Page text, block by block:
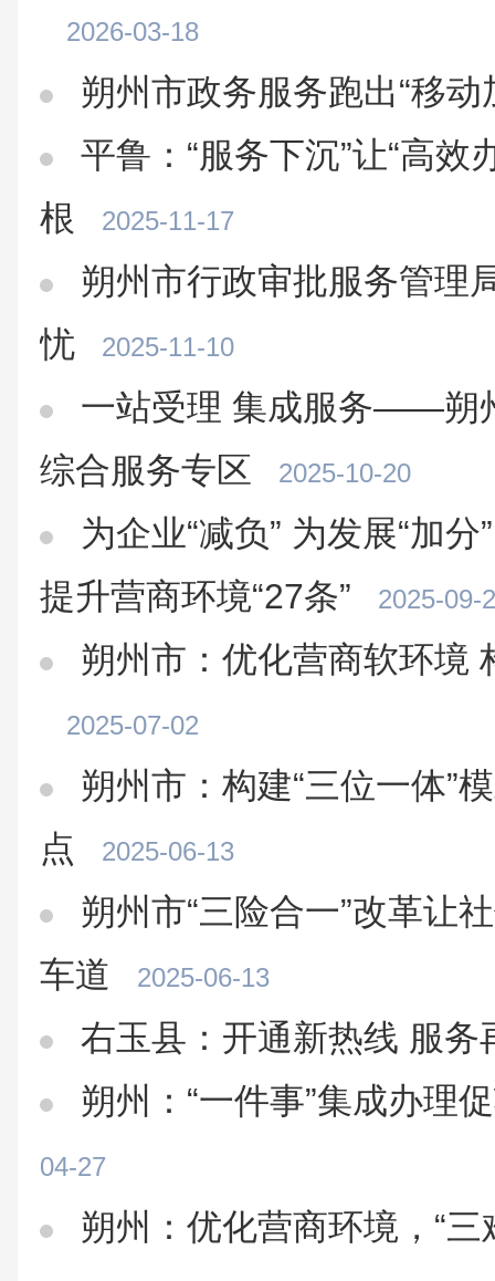
2026-03-18
朔州市政务服务跑出“移动
平鲁：“服务下沉”让“高效
根
2025-11-17
朔州市行政审批服务管理
忧
2025-11-10
一站受理 集成服务——朔
综合服务专区
2025-10-20
为企业“减负” 为发展“加
提升营商环境“27条”
2025-09-
朔州市：优化营商软环境
2025-07-02
朔州市：构建“三位一体”
点
2025-06-13
朔州市“三险合一”改革让
车道
2025-06-13
右玉县：开通新热线 服务
朔州：“一件事”集成办理
04-27
朔州：优化营商环境，“